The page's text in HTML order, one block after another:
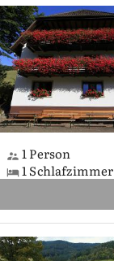
1 Person
1 Schlafzimmer